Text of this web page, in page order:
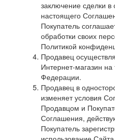
заключение сделки в
настоящего
Покупатель
обработки своих
Политикой
Продавец
Интернет-магазин на
Федерации.
Продавец в
изменяет условия
Продавцом и
Соглашения,
Покупатель